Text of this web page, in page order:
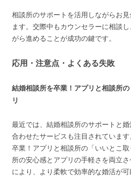
相談所のサポートを活用しながらお
ます。交際中もカウンセラーに相談
がら進めることが成功の鍵です。
応用・注意点・よくある失敗
結婚相談所を卒業！アプリと相談所
リ
最近では、結婚相談所のサポートと
合わせたサービスも注目されていま
卒業！アプリと相談所の「いいとこ
所の安心感とアプリの手軽さを両立
により、より柔軟で効率的な婚活が可